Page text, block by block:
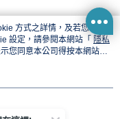
方式之詳情，及若您不希
設定，請參閱本網站「 隱私
您同意本公司得按本網站使